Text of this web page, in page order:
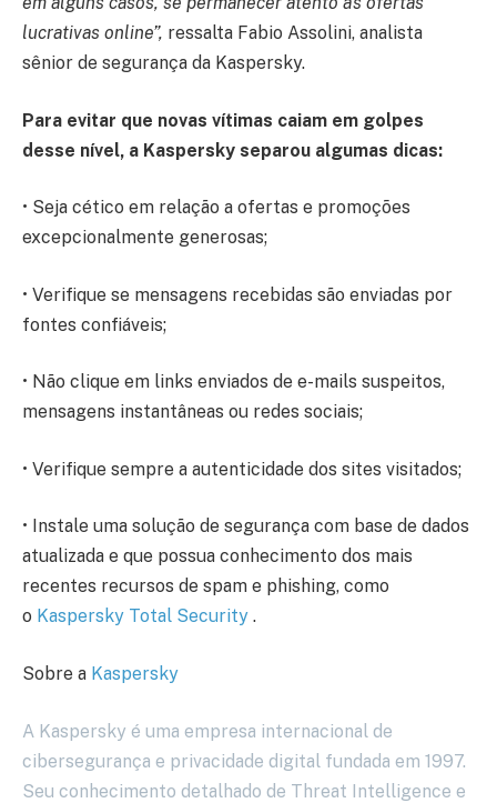
lucrativas online”, ressalta Fabio Assolini, analista
sênior de segurança da Kaspersky.
Para evitar que novas vítimas caiam em golpes
desse nível, a Kaspersky separou algumas dicas:
• Seja cético em relação a ofertas e promoções
excepcionalmente generosas;
• Verifique se mensagens recebidas são enviadas por
fontes confiáveis;
• Não clique em links enviados de e-mails suspeitos,
mensagens instantâneas ou redes sociais;
• Verifique sempre a autenticidade dos sites visitados;
• Instale uma solução de segurança com base de dados
atualizada e que possua conhecimento dos mais
recentes recursos de spam e phishing, como
o Kaspersky Total Security .
Sobre a Kaspersky
A Kaspersky é uma empresa internacional de
cibersegurança e privacidade digital fundada em 1997.
Seu conhecimento detalhado de Threat Intelligence e